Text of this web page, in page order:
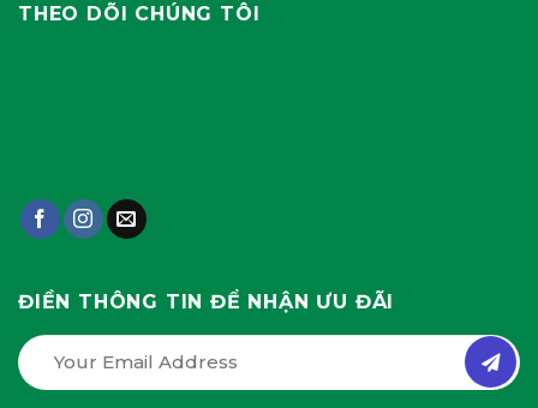
THEO DÕI CHÚNG TÔI
ĐIỀN THÔNG TIN ĐỂ NHẬN ƯU ĐÃI